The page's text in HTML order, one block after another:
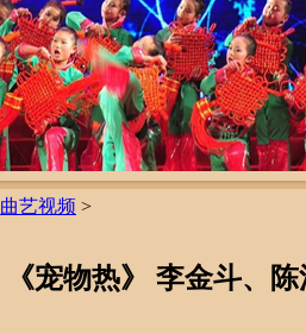
曲艺视频 >
《宠物热》 李金斗、